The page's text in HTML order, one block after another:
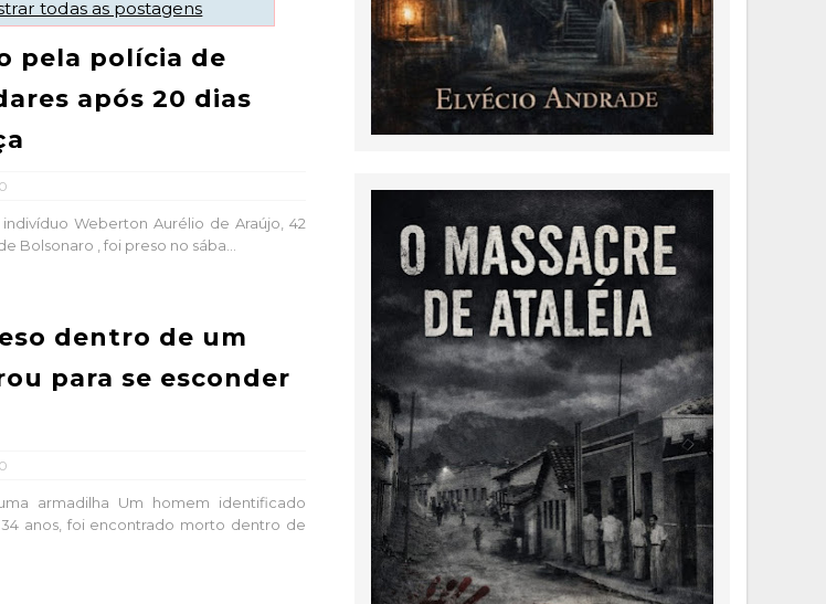
todas as postagens
pela polícia de
após 20 dias
0
Weberton Aurélio de Araújo, 42
Bolsonaro , foi preso no sába...
dentro de um
para se esconder
0
armadilha Um homem identificado
anos, foi encontrado morto dentro de